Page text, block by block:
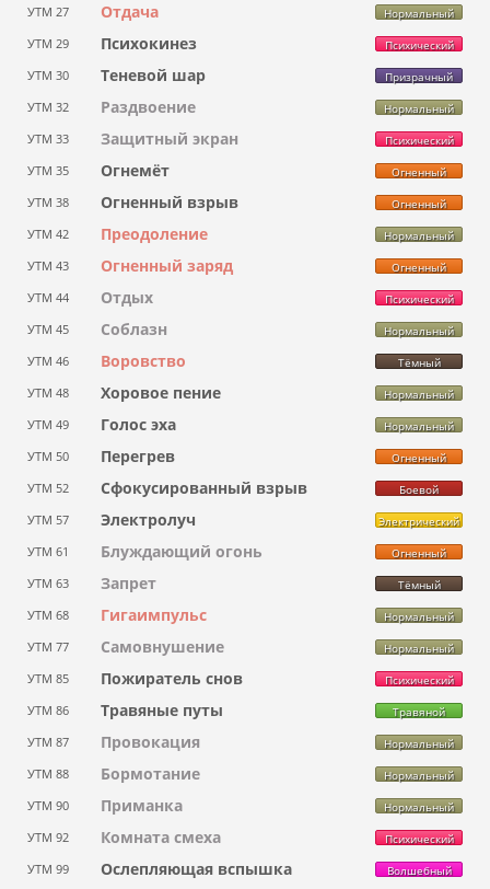
УТМ 27 Отдача Нормальный
УТМ 29 Психокинез Психический
УТМ 30 Теневой шар Призрачный
УТМ 32 Раздвоение Нормальный
УТМ 33 Защитный экран Психический
УТМ 35 Огнемёт Огненный
УТМ 38 Огненный взрыв Огненный
УТМ 42 Преодоление Нормальный
УТМ 43 Огненный заряд Огненный
УТМ 44 Отдых Психический
УТМ 45 Соблазн Нормальный
УТМ 46 Воровство Тёмный
УТМ 48 Хоровое пение Нормальный
УТМ 49 Голос эха Нормальный
УТМ 50 Перегрев Огненный
УТМ 52 Сфокусированный взрыв Боевой
УТМ 57 Электролуч Электрический
УТМ 61 Блуждающий огонь Огненный
УТМ 63 Запрет Тёмный
УТМ 68 Гигаимпульс Нормальный
УТМ 77 Самовнушение Нормальный
УТМ 85 Пожиратель снов Психический
УТМ 86 Травяные путы Травяной
УТМ 87 Провокация Нормальный
УТМ 88 Бормотание Нормальный
УТМ 90 Приманка Нормальный
УТМ 92 Комната смеха Психический
УТМ 99 Ослепляющая вспышка Волшебный